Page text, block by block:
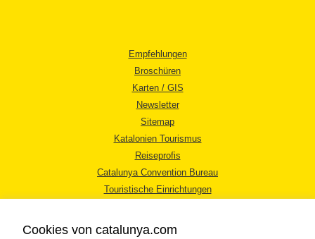
Empfehlungen
Broschüren
Karten / GIS
Newsletter
Sitemap
Katalonien Tourismus
Reiseprofis
Catalunya Convention Bureau
Touristische Einrichtungen
Cookies von catalunya.com